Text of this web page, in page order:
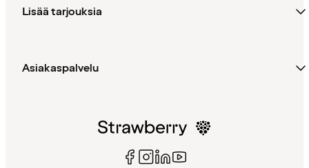
Lisää tarjouksia
Asiakaspalvelu